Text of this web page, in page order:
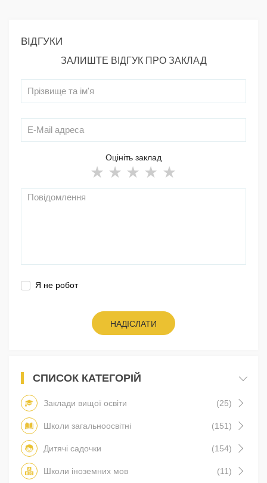
ВІДГУКИ
ЗАЛИШТЕ ВІДГУК ПРО ЗАКЛАД
Оцініть заклад
Я не робот
НАДІСЛАТИ
СПИСОК КАТЕГОРІЙ
Заклади вищої освіти (25)
Школи загальноосвітні (151)
Дитячі садочки (154)
Школи іноземних мов (11)